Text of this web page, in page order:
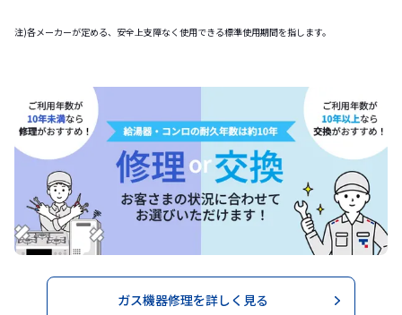
注)各メーカーが定める、安全上支障なく使用できる標準使用期間を指します。
ガス機器修理を詳しく見る